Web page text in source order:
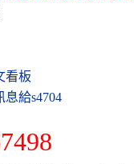
看板
給s4704